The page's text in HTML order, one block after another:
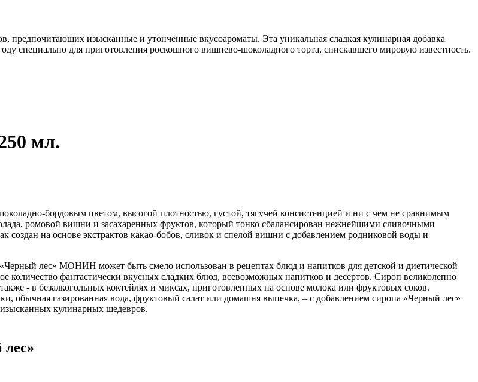
изысканные и утонченные вкусоароматы. Эта уникальная сладкая кулинарная добавка
специально для приготовления роскошного вишнево-шоколадного торта, снискавшего мировую известность.
мл.
бордовым цветом, высогой плотностью, густой, тягучей консистенцией и ни с чем не сравнимым
ромовой вишни и засахаренных фруктов, который тонко сбалансирован нежнейшими сливочными
создан на основе экстрактов какао-бобов, сливок и спелой вишни с добавлением родниковой воды и
«Черный лес» МОНИН может быть смело использован в рецептах блюд и напитков для детской и диетической
количество фантастически вкусных сладких блюд, всевозможных напитков и десертов. Сироп великолепно
- в безалкогольных коктейлях и миксах, приготовленных на основе молока или фруктовых соков.
обычная газированная вода, фруктовый салат или домашня выпечка, – с добавлением сиропа «Черный лес»
кулинарных шедевров.